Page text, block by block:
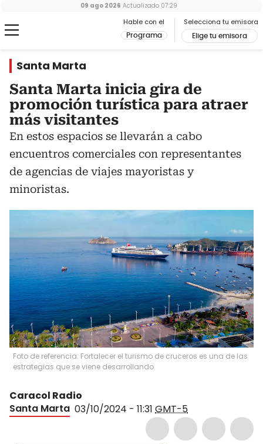
Hable con el
Programa
Selecciona tu emisora
Elige tu emisora
09 ago 2026 Actualizado 07:29
Santa Marta
Santa Marta inicia gira de
promoción turística para atraer
más visitantes
En estos espacios se llevarán a cabo
encuentros comerciales con representantes
de agencias de viajes mayoristas y
minoristas.
Foto de referencia: Fortalecer el turismo de cruceros es una de las
estrategias que se viene desarrollando
Caracol Radio
Santa Marta 03/10/2024 - 11:31 GMT-5